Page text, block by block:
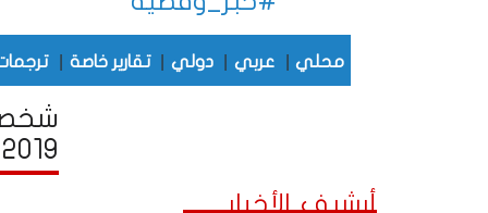
محلي عربي دولي تقارير خاصة
2019
أرشيف الأخبار